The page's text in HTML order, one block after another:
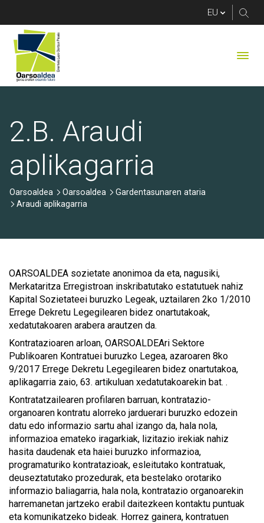
2.B. Araudi
aplikagarria
Oarsoaldea Oarsoaldea
Gardentasunaren ataria
Araudi aplikagarria
OARSOALDEA sozietate anonimoa da eta, nagusiki,
Merkataritza Erregistroan inskribatutako estatutuek nahiz
Kapital Sozietateei buruzko Legeak, uztailaren 2ko 1/2010
Errege Dekretu Legegilearen bidez onartutakoak,
xedatutakoaren arabera arautzen da.
Kontratazioaren arloan, OARSOALDEAri Sektore
Publikoaren Kontratuei buruzko Legea, azaroaren 8ko
9/2017 Errege Dekretu Legegilearen bidez onartutakoa,
aplikagarria zaio, 63. artikuluan xedatutakoarekin bat. .
Kontratatzailearen profilaren barruan, kontratazio-
organoaren kontratu alorreko jarduerari buruzko edozein
datu edo informazio sartu ahal izango da, hala nola,
informazioa emateko iragarkiak, lizitazio irekiak nahiz
hasita daudenak eta haiei buruzko informazioa,
programaturiko kontratazioak, esleitutako kontratuak,
deuseztatutako prozedurak, eta bestelako orotariko
informazio baliagarria, hala nola, kontratazio organoarekin
harremanetan jartzeko erabil daitezkeen kontaktu puntuak
eta komunikatzeko bideak. Horrez gainera, kontratuen